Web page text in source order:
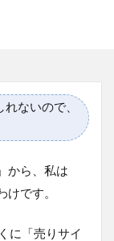
ないので、
から、私は
けです。
に「売りサイ